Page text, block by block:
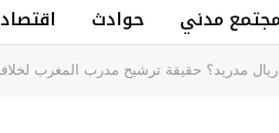
مجتمع مدني حوادث اقتصاد
مدريد؟ حقيقة ترشيح مدرب المغرب